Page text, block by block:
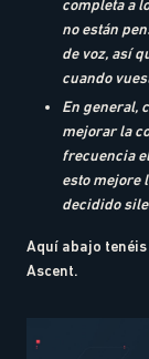
completa a
no están
de voz, así
cuando
En general,
mejorar la
frecuencia
esto mejore
decidido
Aquí abajo
Ascent.